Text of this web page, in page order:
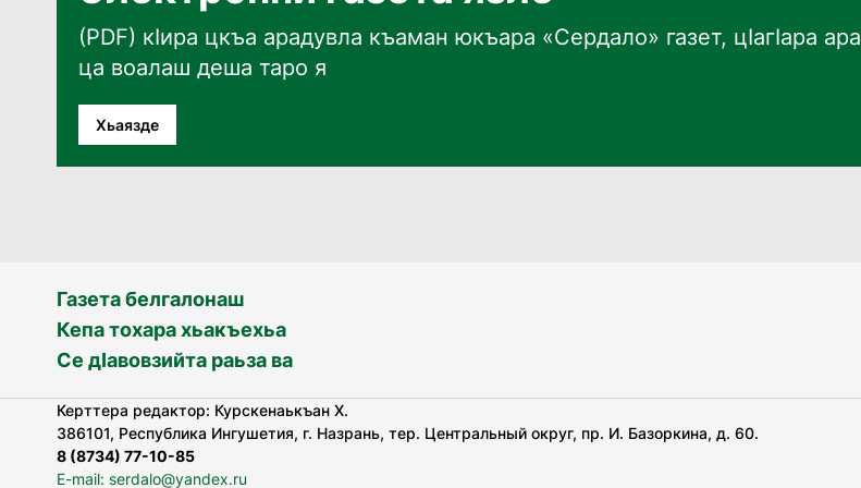
(PDF) кӀира цкъа арадувла къаман юкъара «Сердало» газет, цӀагӀара ара
ца воалаш деша таро я
Хьаязде
Газета белгалонаш
Кепа тохара хьакъехьа
Се дӀавовзийта раьза ва
Керттера редактор: Курскенаькъан Х.
386101, Республика Ингушетия, г. Назрань, тер. Центральный округ, пр. И. Базоркина, д. 60.
8 (8734) 77-10-85
E-mail: serdalo@yandex.ru